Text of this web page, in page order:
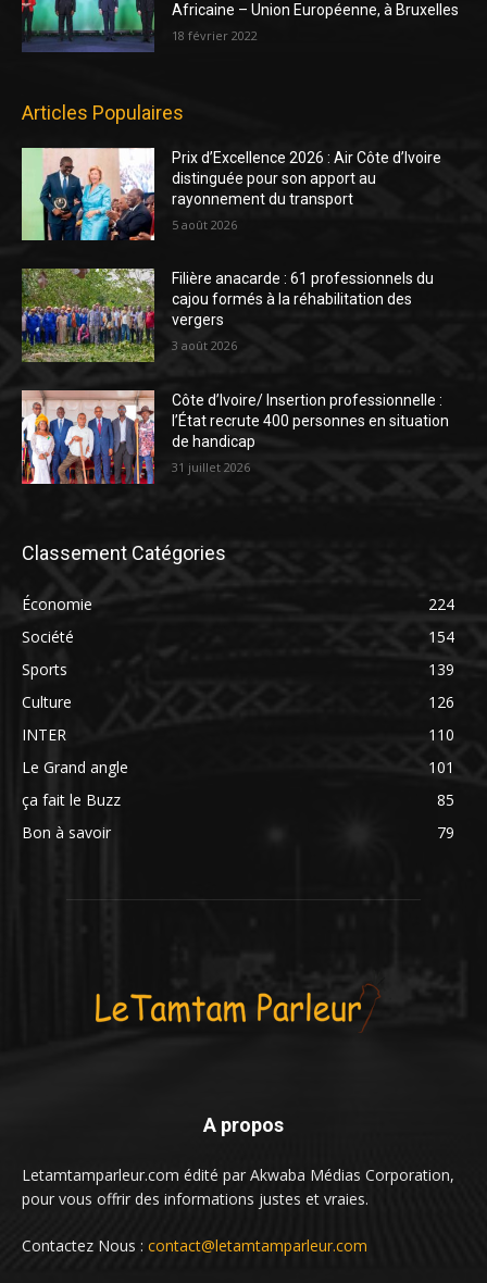
Africaine – Union Européenne, à Bruxelles
18 février 2022
Articles Populaires
Prix d’Excellence 2026 : Air Côte d’Ivoire
distinguée pour son apport au
rayonnement du transport
5 août 2026
Filière anacarde : 61 professionnels du
cajou formés à la réhabilitation des
vergers
3 août 2026
Côte d’Ivoire/ Insertion professionnelle :
l’État recrute 400 personnes en situation
de handicap
31 juillet 2026
Classement Catégories
Économie
224
Société
154
Sports
139
Culture
126
INTER
110
Le Grand angle
101
ça fait le Buzz
85
Bon à savoir
79
A propos
Letamtamparleur.com édité par Akwaba Médias Corporation,
pour vous offrir des informations justes et vraies.
Contactez Nous : contact@letamtamparleur.com